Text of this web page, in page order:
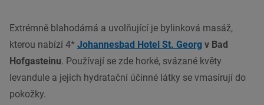
Extrémně blahodárná a uvolňující je bylinková masáž,
kterou nabízí 4* Johannesbad Hotel St. Georg v Bad
Hofgasteinu. Používají se zde horké, svázané květy
levandule a jejich hydratační účinné látky se vmasírují do
pokožky.